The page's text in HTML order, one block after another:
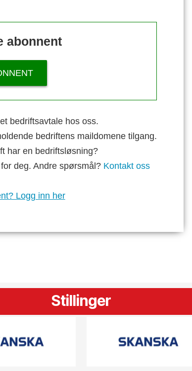
abonnent
bedriftsavtale hos oss.
bedriftens maildomene tilgang.
har en bedriftsløsning?
deg. Andre spørsmål? Kontakt oss
Logg inn her
Stillinger